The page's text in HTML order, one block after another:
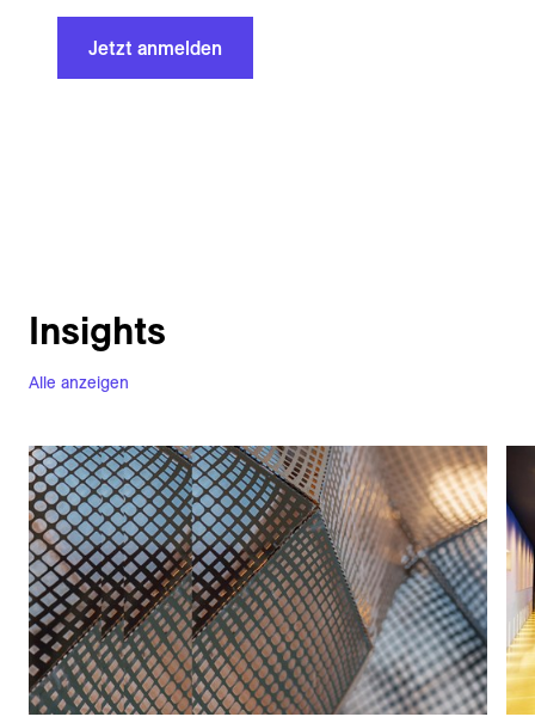
Jetzt anmelden
Alle anzeigen
Insights